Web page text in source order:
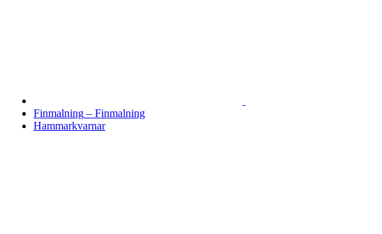
Finmalning – Finmalning
Hammarkvarnar